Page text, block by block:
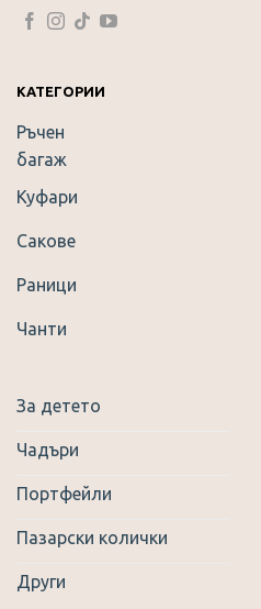
options
chosen
the
product
КАТЕГОРИИ
Ръчен
багаж
Куфари
Сакове
Раници
Чанти
За детето
Чадъри
Портфейли
Пазарски колички
Други